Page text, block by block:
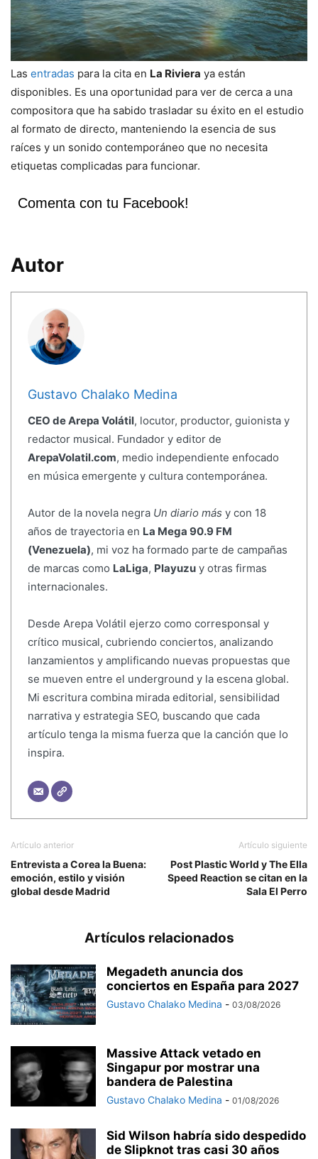
Las entradas para la cita en La Riviera ya están
disponibles. Es una oportunidad para ver de cerca a una
compositora que ha sabido trasladar su éxito en el estudio
al formato de directo, manteniendo la esencia de sus
raíces y un sonido contemporáneo que no necesita
etiquetas complicadas para funcionar.
Comenta con tu Facebook!
Autor
Gustavo Chalako Medina
CEO de Arepa Volátil, locutor, productor, guionista y
redactor musical. Fundador y editor de
ArepaVolatil.com, medio independiente enfocado
en música emergente y cultura contemporánea.
Autor de la novela negra Un diario más y con 18
años de trayectoria en La Mega 90.9 FM
(Venezuela), mi voz ha formado parte de campañas
de marcas como LaLiga, Playuzuy otras firmas
internacionales.
Desde Arepa Volátil ejerzo como corresponsal y
crítico musical, cubriendo conciertos, analizando
lanzamientos y amplificando nuevas propuestas que
se mueven entre el underground y la escena global.
Mi escritura combina mirada editorial, sensibilidad
narrativa y estrategia SEO, buscando que cada
artículo tenga la misma fuerza que la canción que lo
inspira.
Artículo anterior
Entrevista a Corea la Buena:
emoción, estilo y visión
global desde Madrid
Artículo siguiente
Post Plastic World y The Ella
Speed Reaction se citan en la
Sala El Perro
Artículos relacionados
Megadeth anuncia dos
conciertos en España para 2027
Gustavo Chalako Medina - 03/08/2026
Massive Attack vetado en
Singapur por mostrar una
bandera de Palestina
Gustavo Chalako Medina - 01/08/2026
Sid Wilson habría sido despedido
de Slipknot tras casi 30 años